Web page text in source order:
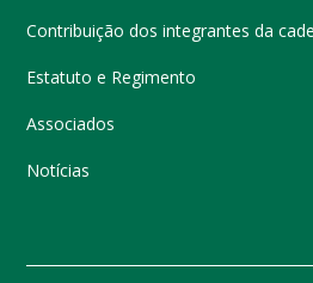
Contribuição dos integrantes da
Estatuto e Regimento
Associados
Notícias